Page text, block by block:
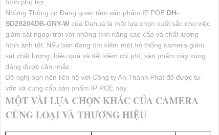
hình phụ trợ.
Những Thông tin Đáng quan tâm sản phẩm IP POE DH-
SD29204DB-GNY-W của Dahua là một lựa chọn xuất sắc cho việc
giám sát ngoại trời với những tính năng cao cấp và chất lượng
hình ảnh tốt. Nếu bạn đang tìm kiếm một hệ thống camera giám
sát chất lượng, hiệu quả và tiết kiệm chi phí, sản phẩm này xứng
đáng được cân nhắc.
Đề nghị bạn nên liên hệ với Công ty An Thành Phát để được tư
vấn và cung cấp sản phẩm IP POE này.
MỘT VÀI LỰA CHỌN KHÁC CỦA CAMERA
CÙNG LOẠI VÀ THƯƠNG HIỆU